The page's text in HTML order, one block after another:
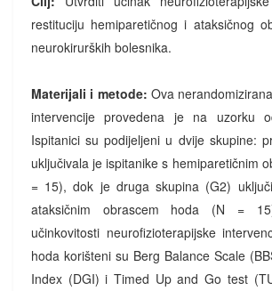
restituciju hemiparetičnog i ataksičnog
neurokirurških bolesnika.
Materijali i metode: Ova
intervencije provedena je na uzorku
Ispitanici su podijeljeni u dvije skupine:
uključivala je ispitanike s hemiparetičnim
= 15), dok je druga skupina (G2)
ataksičnim obrascem hoda (N =
učinkovitosti neurofizioterapijske
hoda korišteni su Berg Balance Scale
Index (DGI) i Timed Up and Go test